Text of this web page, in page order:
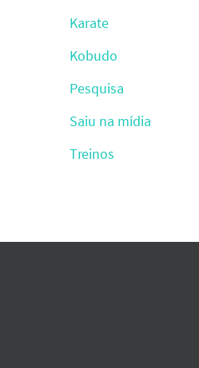
Karate
Kobudo
Pesquisa
Saiu na mídia
Treinos